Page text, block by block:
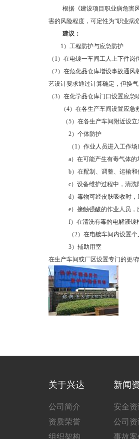
根据《建设项目职业病危害
害的风险程度，可定性为“职业病
建议：
1 ）工程防护与应急防护
（1）在电镀一车间工人上下件
（2）在危化品仓库增设事故通
艺设计要求通过计算确定，但换气
（3）在化学品仓库门口设置应
（4）在各生产车间设置应
（5）在各生产车间附近设
2）个体防护
（1）作业人员进入工作
a）在可能产生有毒气体
b）在配制、调整、运输
c）设备维护过程中，清洗
d）毒物可经皮肤吸收时
e）接触强酸的作业人员
f）在清洗有毒的电解液镀
（2）在电镀车间内设置
3）辅助用室
在生产车间或厂区设置专门的更/
关于兴达
公司简介
资质荣誉
组织架构
新闻
安全资
公司资
事故案